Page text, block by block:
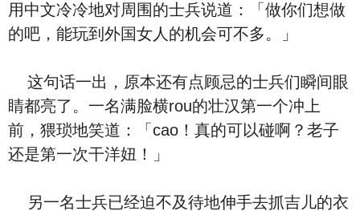
用中文冷冷地对周围的士兵说道：「做你们想做
的吧，能玩到外国女人的机会可不多。」
这句话一出，原本还有点顾忌的士兵们瞬间眼
睛都亮了。一名满脸横rou的壮汉第一个冲上
前，猥琐地笑道：「cao！真的可以碰啊？老子
还是第一次干洋妞！」
另一名士兵已经迫不及待地伸手去抓吉儿的衣